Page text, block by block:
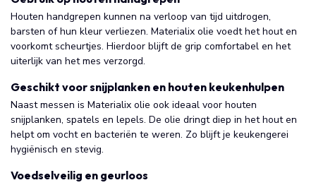
Houten handgrepen kunnen na verloop van tijd uitdrogen,
barsten of hun kleur verliezen. Materialix olie voedt het hout en
voorkomt scheurtjes. Hierdoor blijft de grip comfortabel en het
uiterlijk van het mes verzorgd.
Geschikt voor snijplanken en houten keukenhulpen
Naast messen is Materialix olie ook ideaal voor houten
snijplanken, spatels en lepels. De olie dringt diep in het hout en
helpt om vocht en bacteriën te weren. Zo blijft je keukengerei
hygiënisch en stevig.
Voedselveilig en geurloos